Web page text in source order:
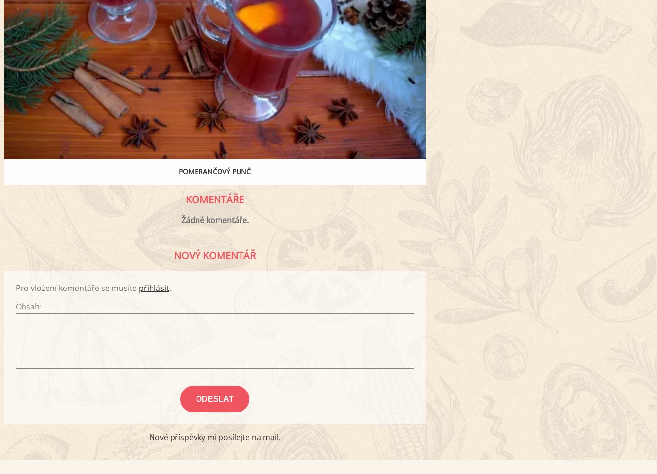
POMERANČOVÝ PUNČ POMERANČOVÝ
KOMENTÁŘE
Žádné komentáře.
NOVÝ KOMENTÁŘ
Pro vložení komentáře se musíte přihlásit.
Obsah:
Nové příspěvky mi posílejte na mail.